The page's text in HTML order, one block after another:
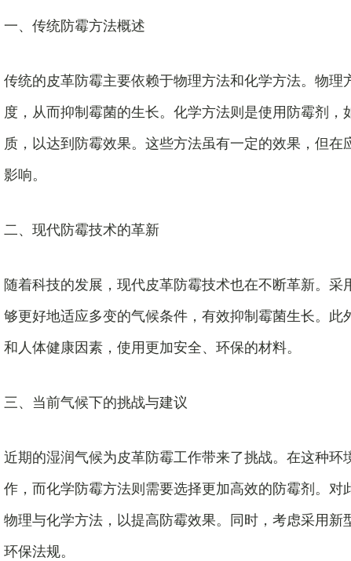
一、传统防霉方法概述
传统的皮革防霉主要依赖于物理方法和化学方法。物
度，从而抑制霉菌的生长。化学方法则是使用防霉剂
质，以达到防霉效果。这些方法虽有一定的效果，但
影响。
二、现代防霉技术的革新
随着科技的发展，现代皮革防霉技术也在不断革新。
够更好地适应多变的气候条件，有效抑制霉菌生长。
和人体健康因素，使用更加安全、环保的材料。
三、当前气候下的挑战与建议
近期的湿润气候为皮革防霉工作带来了挑战。在这种
作，而化学防霉方法则需要选择更加高效的防霉剂。
物理与化学方法，以提高防霉效果。同时，考虑采用
环保法规。